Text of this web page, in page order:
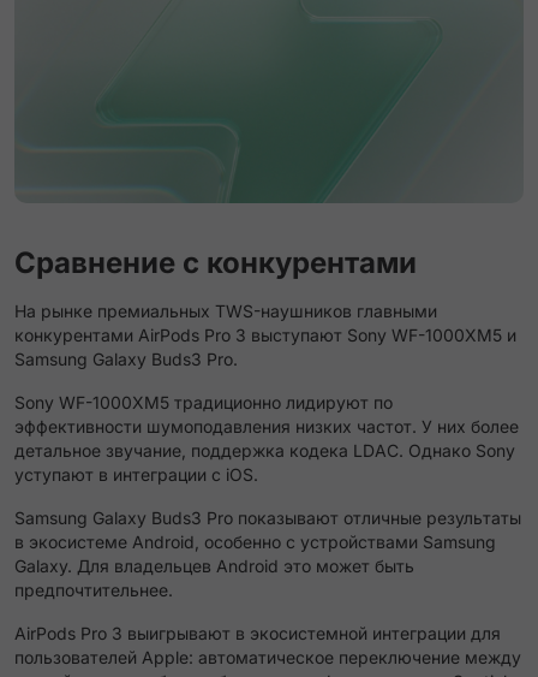
Сравнение с конкурентами
На рынке премиальных TWS-наушников главными
конкурентами AirPods Pro 3 выступают Sony WF-1000XM5 и
Samsung Galaxy Buds3 Pro.
Sony WF-1000XM5 традиционно лидируют по
эффективности шумоподавления низких частот. У них более
детальное звучание, поддержка кодека LDAC. Однако Sony
уступают в интеграции с iOS.
Samsung Galaxy Buds3 Pro показывают отличные результаты
в экосистеме Android, особенно с устройствами Samsung
Galaxy. Для владельцев Android это может быть
предпочтительнее.
AirPods Pro 3 выигрывают в экосистемной интеграции для
пользователей Apple: автоматическое переключение между